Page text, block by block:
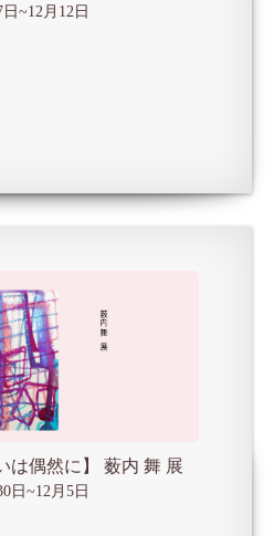
日~12月12日
は偶然に】 薮内 舞 展
日~12月5日